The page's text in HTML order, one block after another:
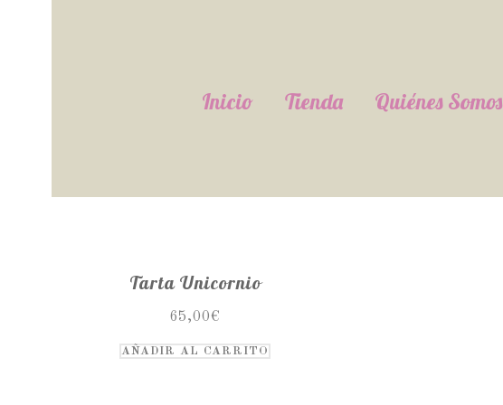
Inicio Tienda Quiénes Somos
Tarta Unicornio
65,00€
AÑADIR AL CARRITO